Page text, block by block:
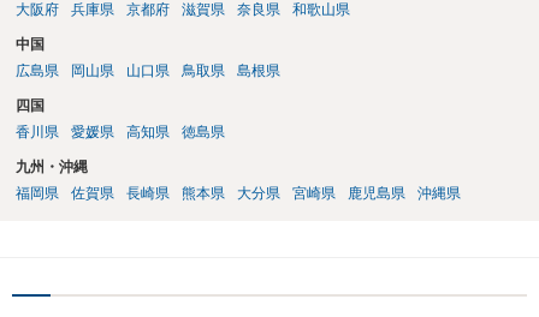
大阪府
兵庫県 京都府 滋賀県 奈良県 和歌山県
中国
広島県
岡山県 山口県 鳥取県 島根県
四国
香川県
愛媛県 高知県 徳島県
九州・沖縄
福岡県
佐賀県 長崎県 熊本県 大分県 宮崎県 鹿児島県 沖縄県